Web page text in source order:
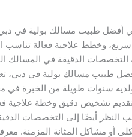
طبيب مسالك بولية في دبي
وخطط علاجية فعالة تناسب
التخصصات الدقيقة في المسالك
طبيب مسالك بولية في دبي،
سنوات طويلة من الخبرة في
تشخيص دقيق وخطة علاجية
أيضًا إلى التخصصات
أو مشاكل المثانة المزمنة.